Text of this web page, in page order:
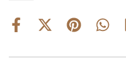
Share
Share
(Twitter)
Share Share